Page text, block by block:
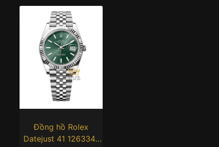
Đồng hồ Rolex
Datejust 41 126334-